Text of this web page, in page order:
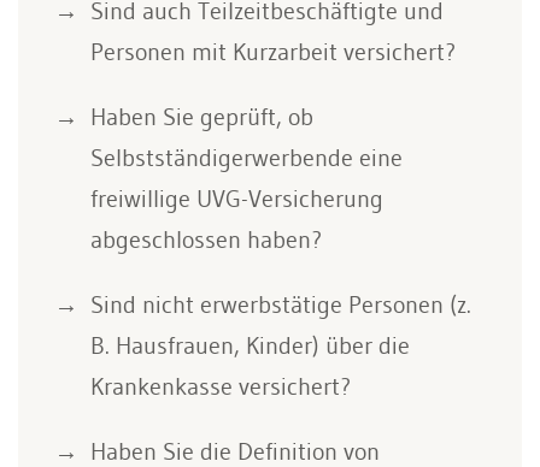
Sind auch Teilzeitbeschäftigte und
Personen mit Kurzarbeit versichert?
Haben Sie geprüft, ob
Selbstständigerwerbende eine
freiwillige UVG-Versicherung
abgeschlossen haben?
Sind nicht erwerbstätige Personen (z.
B. Hausfrauen, Kinder) über die
Krankenkasse versichert?
Haben Sie die Definition von